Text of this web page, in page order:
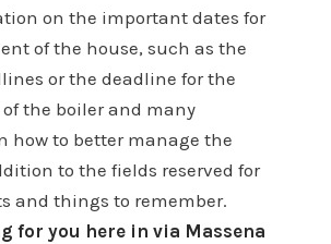
on the important dates for
of the house, such as the
or the deadline for the
the boiler and many
how to better manage the
to the fields reserved for
and things to remember.
for you here in via Massena